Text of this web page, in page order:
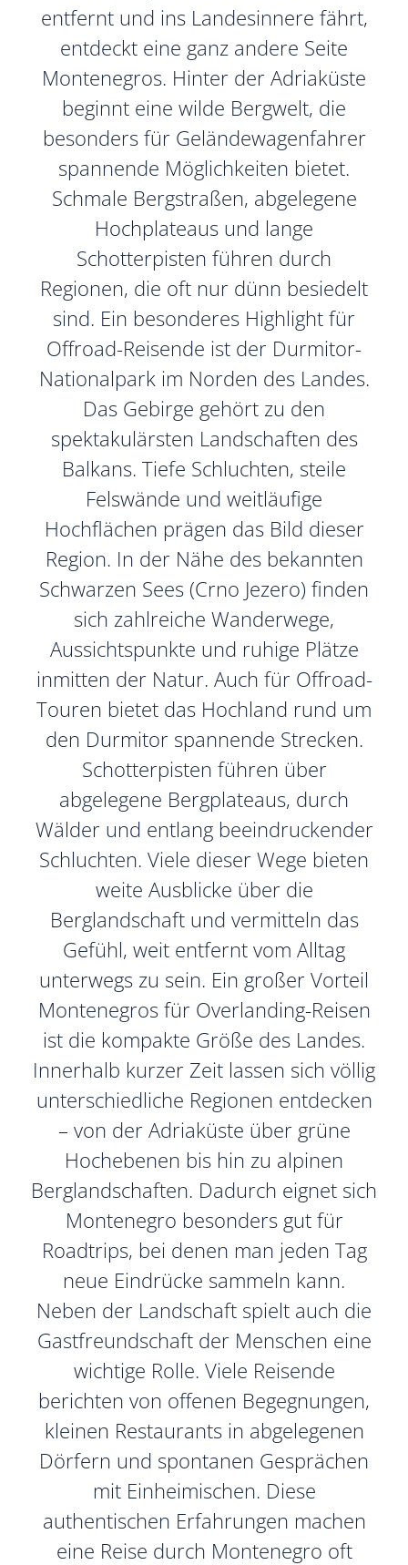
entfernt und ins Landesinnere fährt,
entdeckt eine ganz andere Seite
Montenegros. Hinter der Adriaküste
beginnt eine wilde Bergwelt, die
besonders für Geländewagenfahrer
spannende Möglichkeiten bietet.
Schmale Bergstraßen, abgelegene
Hochplateaus und lange
Schotterpisten führen durch
Regionen, die oft nur dünn besiedelt
sind. Ein besonderes Highlight für
Offroad-Reisende ist der Durmitor-
Nationalpark im Norden des Landes.
Das Gebirge gehört zu den
spektakulärsten Landschaften des
Balkans. Tiefe Schluchten, steile
Felswände und weitläufige
Hochflächen prägen das Bild dieser
Region. In der Nähe des bekannten
Schwarzen Sees (Crno Jezero) finden
sich zahlreiche Wanderwege,
Aussichtspunkte und ruhige Plätze
inmitten der Natur. Auch für Offroad-
Touren bietet das Hochland rund um
den Durmitor spannende Strecken.
Schotterpisten führen über
abgelegene Bergplateaus, durch
Wälder und entlang beeindruckender
Schluchten. Viele dieser Wege bieten
weite Ausblicke über die
Berglandschaft und vermitteln das
Gefühl, weit entfernt vom Alltag
unterwegs zu sein. Ein großer Vorteil
Montenegros für Overlanding-Reisen
ist die kompakte Größe des Landes.
Innerhalb kurzer Zeit lassen sich völlig
unterschiedliche Regionen entdecken
– von der Adriaküste über grüne
Hochebenen bis hin zu alpinen
Berglandschaften. Dadurch eignet sich
Montenegro besonders gut für
Roadtrips, bei denen man jeden Tag
neue Eindrücke sammeln kann.
Neben der Landschaft spielt auch die
Gastfreundschaft der Menschen eine
wichtige Rolle. Viele Reisende
berichten von offenen Begegnungen,
kleinen Restaurants in abgelegenen
Dörfern und spontanen Gesprächen
mit Einheimischen. Diese
authentischen Erfahrungen machen
eine Reise durch Montenegro oft